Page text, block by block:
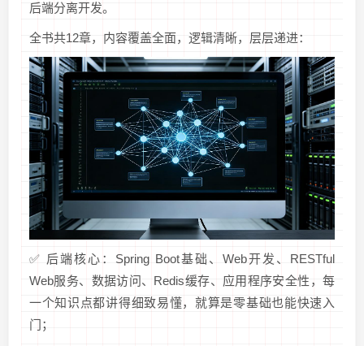
后端分离开发。
全书共12章，内容覆盖全面，逻辑清晰，层层递进：
✅ 后端核心：Spring Boot基础、Web开发、RESTful
Web服务、数据访问、Redis缓存、应用程序安全性，每
一个知识点都讲得细致易懂，就算是零基础也能快速入
门；